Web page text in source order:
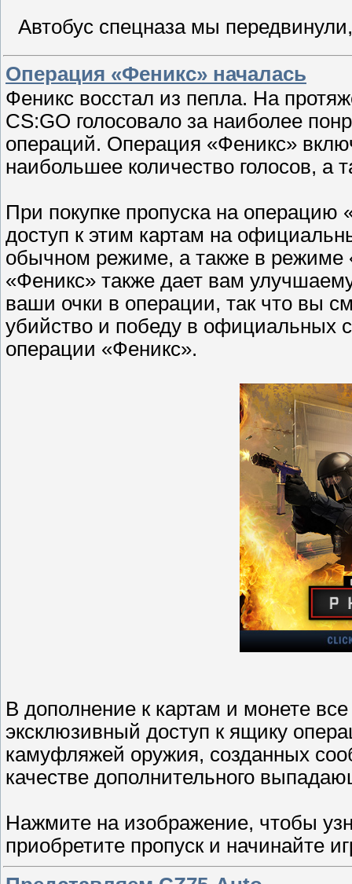
Автобус спецназа мы
Операция «Феникс» началась
Феникс восстал из пепла. На
CS:GO голосовало за наиболее
операций. Операция «Феникс»
наибольшее количество голосов, а
При покупке пропуска на
доступ к этим картам на
обычном режиме, а также в режиме
«Феникс» также дает вам
ваши очки в операции, так что вы
убийство и победу в официальных
операции «Феникс».
В дополнение к картам и монете
эксклюзивный доступ к ящику
камуфляжей оружия, созданных
качестве дополнительного
Нажмите на изображение, чтобы
приобретите пропуск и начинайте